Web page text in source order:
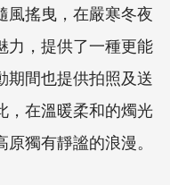
風搖曳，在嚴寒冬夜
力，提供了一種更能
期間也提供拍照及送
，在溫暖柔和的燭光
獨有靜謐的浪漫。